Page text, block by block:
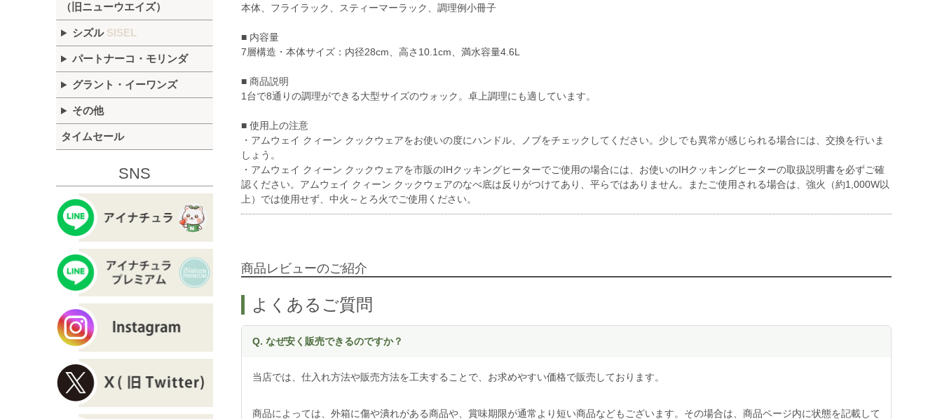
（旧ニューウエイズ）
シズル SISEL
パートナーコ・モリンダ
グラント・イーワンズ
その他
タイムセール
SNS
本体、フライラック、スティーマーラック、調理例小冊子
■ 内容量
7層構造・本体サイズ：内径28cm、高さ10.1cm、満水容量4.6L
■ 商品説明
1台で8通りの調理ができる大型サイズのウォック。卓上調理にも適しています。
■ 使用上の注意
・アムウェイ クィーン クックウェアをお使いの度にハンドル、ノブをチェックしてください。少しでも異常が感じられる場合には、交換を行いま
しょう。
・アムウェイ クィーン クックウェアを市販のIHクッキングヒーターでご使用の場合には、お使いのIHクッキングヒーターの取扱説明書を必ずご確
認ください。アムウェイ クィーン クックウェアのなべ底は反りがつけてあり、平らではありません。またご使用される場合は、強火（約1,000W以
上）では使用せず、中火～とろ火でご使用ください。
商品レビューのご紹介
よくあるご質問
Q. なぜ安く販売できるのですか？
当店では、仕入れ方法や販売方法を工夫することで、お求めやすい価格で販売しております。
商品によっては、外箱に傷や潰れがある商品や、賞味期限が通常より短い商品などもございます。その場合は、商品ページ内に状態を記載して